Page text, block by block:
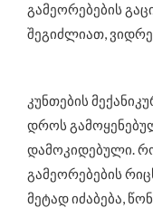
გამეორებების
შეგიძლიათ,
კუნთების
დროს
დამოკიდებული.
გამეორებების
მეტად იძაბება,